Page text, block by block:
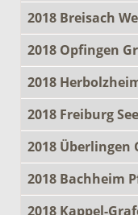
2018 Breisach
2018 Opfingen
2018
2018 Freiburg
2018 Überlingen
2018 Bachheim
2018 Kappel-